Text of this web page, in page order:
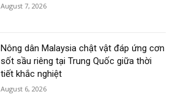
August 7, 2026
Nông dân Malaysia chật vật đáp ứng cơn
sốt sầu riêng tại Trung Quốc giữa thời
tiết khắc nghiệt
August 6, 2026